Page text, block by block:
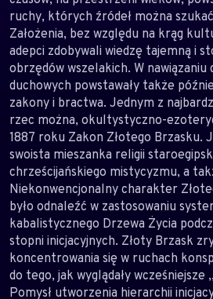
ruchy, których źródeł można
Założenia, bez względu na krąg
adepci zdobywali wiedzę tajemną i
obrzędów wszelakich. W
duchowych powstawały także
zakony i bractwa. Jednym z
rzec można, okultystyczno-
1887 roku Zakon Złotego Brzasku.
swoista mieszanka religii
chrześcijańskiego mistycyzmu, a
Niekonwencjonalny charakter
było odnaleźć w zastosowaniu
kabalistycznego Drzewa Życia
stopni inicjacyjnych. Złoty Brzask
koncentrowania się w ruchach
do tego, jak wyglądały wcześniejsze
Pomysł utworzenia hierarchii